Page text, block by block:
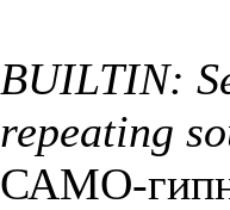
BUILTIN:
repeating
САМО-